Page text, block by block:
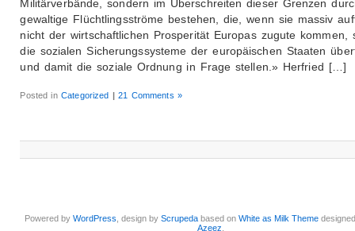
Militärverbände, sondern im Überschreiten dieser Grenzen
gewaltige Flüchtlingsströme bestehen, die, wenn sie massiv
nicht der wirtschaftlichen Prosperität Europas zugute kommen,
die sozialen Sicherungssysteme der europäischen Staaten
und damit die soziale Ordnung in Frage stellen.» Herfried […]
Posted inCategorized | 21 Comments »
Powered byWordPress , design byScrupeda based onWhite as Milk Theme
Azeez